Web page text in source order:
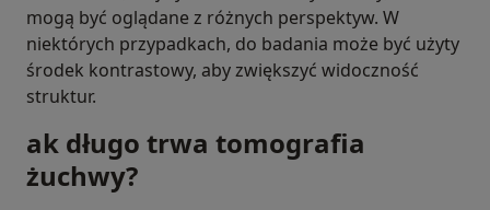
mogą być oglądane z różnych perspektyw. W
niektórych przypadkach, do badania może być użyty
środek kontrastowy, aby zwiększyć widoczność
struktur.
ak długo trwa tomografia
żuchwy?